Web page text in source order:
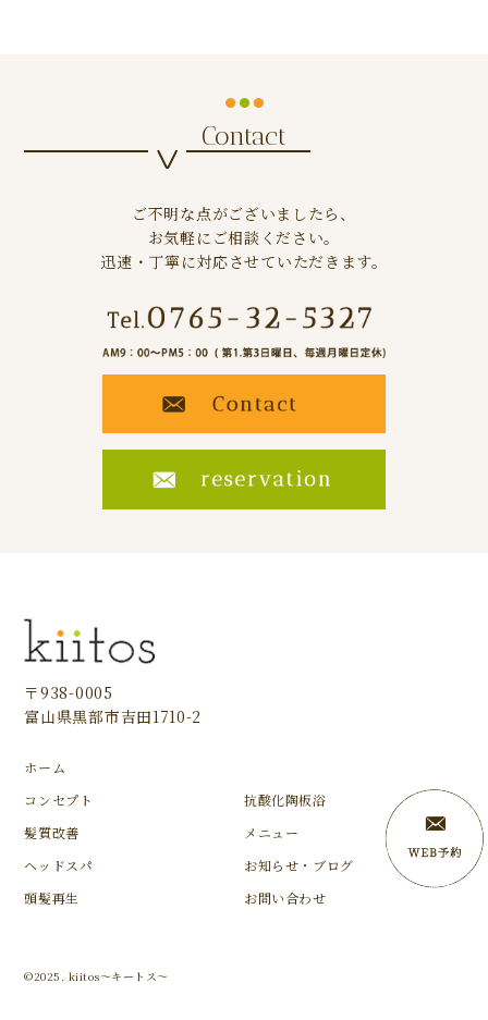
Contact
ご不明な点がございましたら、
お気軽にご相談ください。
迅速・丁寧に対応させていただきます。
〒938-0005
富山県黒部市吉田1710-2
ホーム
コンセプト
髪質改善
ヘッドスパ
頭髪再生
抗酸化陶板浴
メニュー
お知らせ・ブログ
お問い合わせ
©2025. kiitos～キートス～